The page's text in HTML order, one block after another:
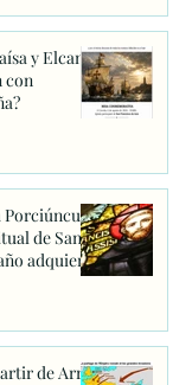
y Elcano
con
Porciúncula:
de San
adquiere
de Arrio